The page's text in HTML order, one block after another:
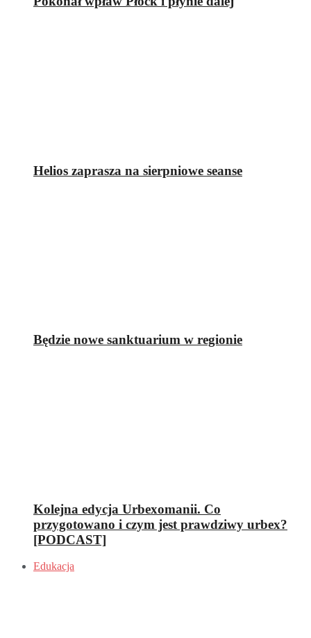
Helios zaprasza na sierpniowe seanse
Będzie nowe sanktuarium w regionie
Kolejna edycja Urbexomanii. Co
przygotowano i czym jest prawdziwy urbex?
[PODCAST]
Edukacja